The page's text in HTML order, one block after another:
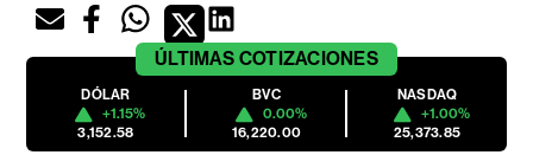
ÚLTIMAS COTIZACIONES
DÓLAR
+1.15%
3,152.58
BVC
0.00%
16,220.00
NASDAQ
+1.00%
25,373.85